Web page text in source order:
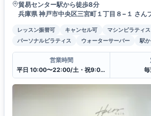
貿易センター駅から徒歩8分
兵庫県 神戸市中央区三宮町１丁目８−１ さん
レッスン振替可 キャンセル可
マシンピラティス
パーソナルピラティス
ウォーターサーバー 駅
営業時間
平日 10:00〜22:00/土・祝9:00〜19:00